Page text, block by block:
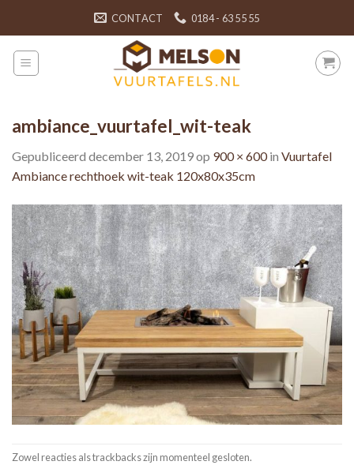
content
CONTACT 0184 - 63 55 55
ambiance_vuurtafel_wit-teak
Gepubliceerd december 13, 2019op 900 × 600in Vuurtafel
Ambiance rechthoek wit-teak 120x80x35cm
Zowel reacties als trackbacks zijn momenteel gesloten.